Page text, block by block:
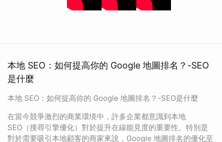
本地 SEO：如何提高你的 Google 地圖排名？-SEO
是什麼
本地 SEO：如何提高你的 Google 地圖排名？-SEO是什麼
在當今競爭激烈的商業環境中，許多企業都意識到本地
SEO（搜尋引擎優化）對於提升在線能見度的重要性。特別是
對於需要吸引本地顧客的商家來說，Google 地圖排名的優化至